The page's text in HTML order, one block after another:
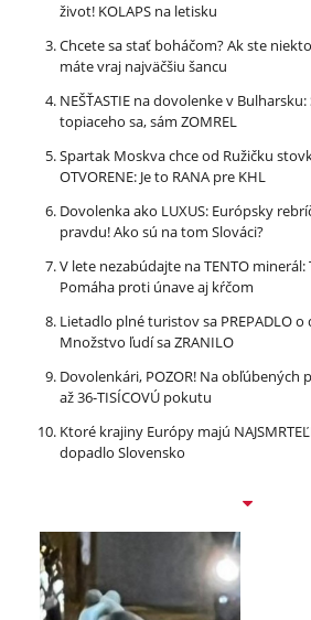
život! KOLAPS na letisku
Chcete sa stať boháčom? Ak ste
máte vraj najväčšiu šancu
NEŠŤASTIE na dovolenke v
topiaceho sa, sám ZOMREL
Spartak Moskva chce od Ružičku
OTVORENE: Je to RANA pre KHL
Dovolenka ako LUXUS: Európsky
pravdu! Ako sú na tom Slováci?
V lete nezabúdajte na TENTO
Pomáha proti únave aj kŕčom
Lietadlo plné turistov sa PREPADLO
Množstvo ľudí sa ZRANILO
Dovolenkári, POZOR! Na obľúbených
až 36-TISÍCOVÚ pokutu
Ktoré krajiny Európy majú
dopadlo Slovensko